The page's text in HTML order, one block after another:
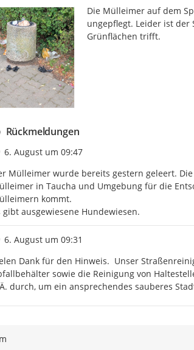
Die Mülleimer auf dem
ungepflegt. Leider ist der
Grünflächen trifft.
Rückmeldungen
Zeitpunkt des Erstellens
6. August um 09:47
Mülleimer wurde bereits gestern geleert.
in Taucha und Umgebung für die
kommt.
gibt ausgewiesene Hundewiesen.
Zeitpunkt des Erstellens
6. August um 09:31
Dank für den Hinweis.  Unser
sowie die Reinigung von
durch, um ein ansprechendes sauberes